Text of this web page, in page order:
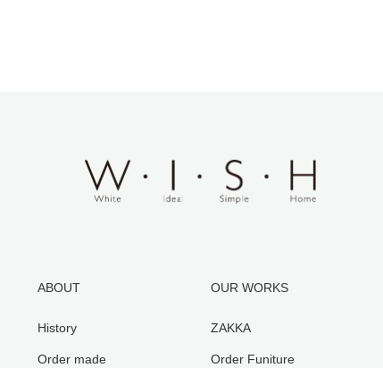
ABOUT
History
Order made
OUR WORKS
ZAKKA
Order Funiture